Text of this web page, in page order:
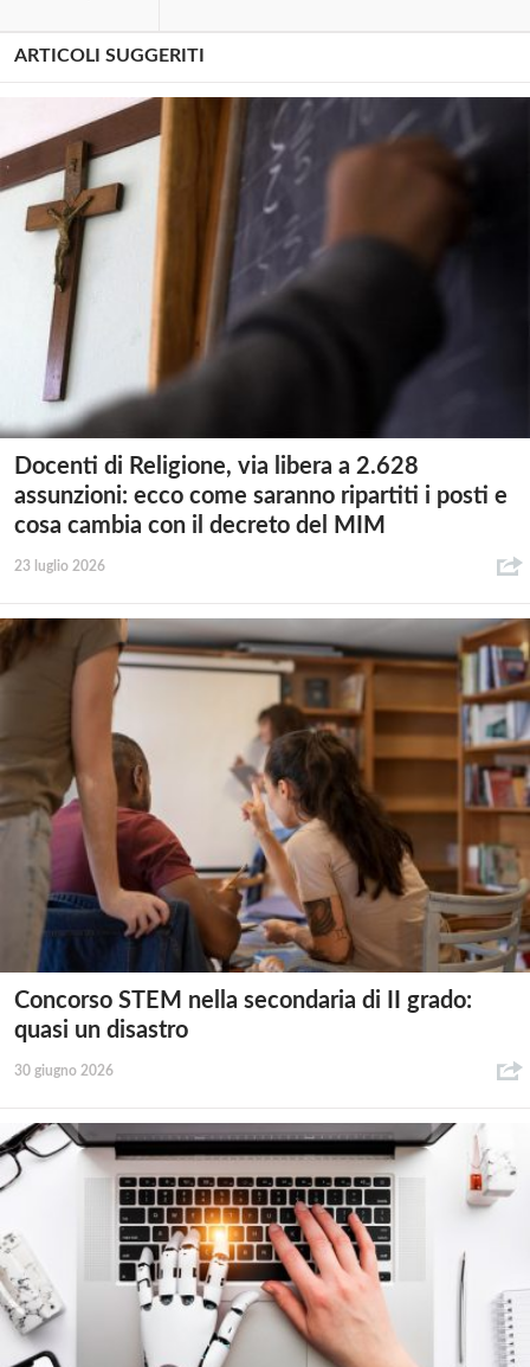
ARTICOLI SUGGERITI
Docenti di Religione, via libera a 2.628
assunzioni: ecco come saranno ripartiti i posti e
cosa cambia con il decreto del MIM
23 luglio 2026
Concorso STEM nella secondaria di II grado:
quasi un disastro
30 giugno 2026